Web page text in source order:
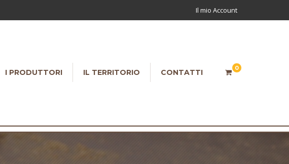
Il mio Account
I PRODUTTORI IL TERRITORIO CONTATTI 0